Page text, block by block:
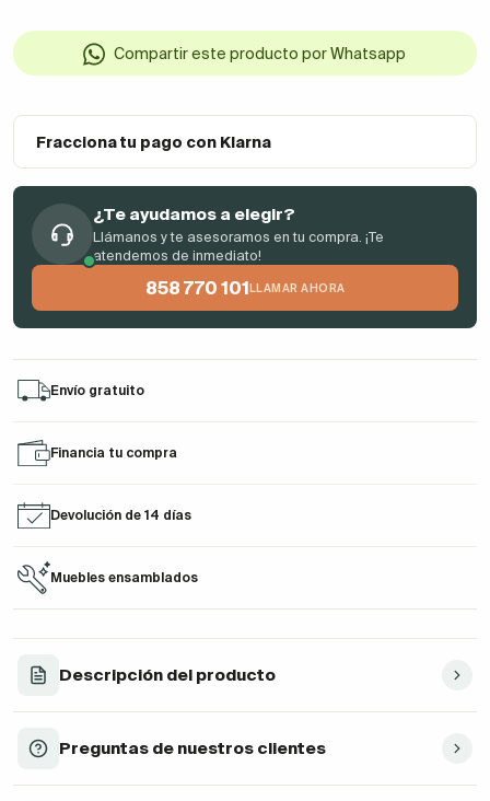
Compartir este producto por Whatsapp
Fracciona tu pago con Klarna
¿Te ayudamos a elegir?
Llámanos y te asesoramos en tu compra. ¡Te
atendemos de inmediato!
858 770 101 LLAMAR AHORA
Envío gratuito
Financia tu compra
Devolución de 14 días
Muebles ensamblados
Descripción del producto
Preguntas de nuestros clientes